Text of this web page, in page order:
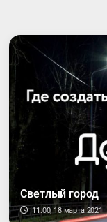
Светлый город
11:00, 18 марта 2021